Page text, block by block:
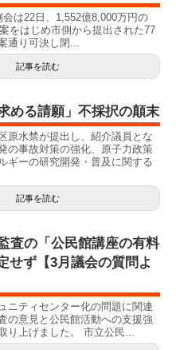
は22日、1,552億8,000万円の
をはじめ市側から提出された77
通り可決し閉...
記事を読む
める請願」不採択の顛末
原水禁が提出し、紹介議員とな
の事故対策の強化、原子力政策
ギーの研究開発・普及に関する
記事を読む
査の「公民館講座の有料
せず【3月議会の質問よ
ニティセンター化の問題に関連
の意見と公民館活動への支援強
り上げました。 市立公民...